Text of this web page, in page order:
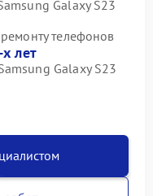
Galaxy S23
телефонов
лет
Galaxy S23